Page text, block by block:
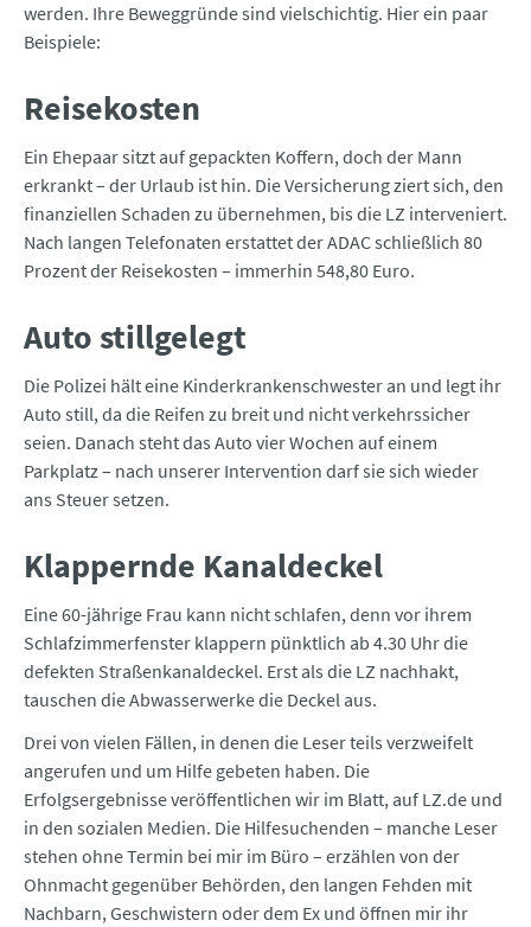
werden. Ihre Beweggründe sind vielschichtig. Hier ein paar
Beispiele:
Reisekosten
Ein Ehepaar sitzt auf gepackten Koffern, doch der Mann
erkrankt – der Urlaub ist hin. Die Versicherung ziert sich, den
finanziellen Schaden zu übernehmen, bis die LZ interveniert.
Nach langen Telefonaten erstattet der ADAC schließlich 80
Prozent der Reisekosten – immerhin 548,80 Euro.
Auto stillgelegt
Die Polizei hält eine Kinderkrankenschwester an und legt ihr
Auto still, da die Reifen zu breit und nicht verkehrssicher
seien. Danach steht das Auto vier Wochen auf einem
Parkplatz – nach unserer Intervention darf sie sich wieder
ans Steuer setzen.
Klappernde Kanaldeckel
Eine 60-jährige Frau kann nicht schlafen, denn vor ihrem
Schlafzimmerfenster klappern pünktlich ab 4.30 Uhr die
defekten Straßenkanaldeckel. Erst als die LZ nachhakt,
tauschen die Abwasserwerke die Deckel aus.
Drei von vielen Fällen, in denen die Leser teils verzweifelt
angerufen und um Hilfe gebeten haben. Die
Erfolgsergebnisse veröffentlichen wir im Blatt, auf LZ.de und
in den sozialen Medien. Die Hilfesuchenden – manche Leser
stehen ohne Termin bei mir im Büro – erzählen von der
Ohnmacht gegenüber Behörden, den langen Fehden mit
Nachbarn, Geschwistern oder dem Ex und öffnen mir ihr